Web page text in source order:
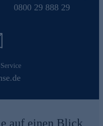
0800 29 888 29
auf einen Blick